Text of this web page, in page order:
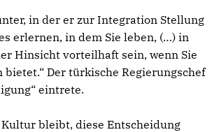
in der er zur Integration Stellung
erlernen, in dem Sie leben, (…) in
Hinsicht vorteilhaft sein, wenn Sie
Der türkische Regierungschef
eintrete.
bleibt, diese Entscheidung